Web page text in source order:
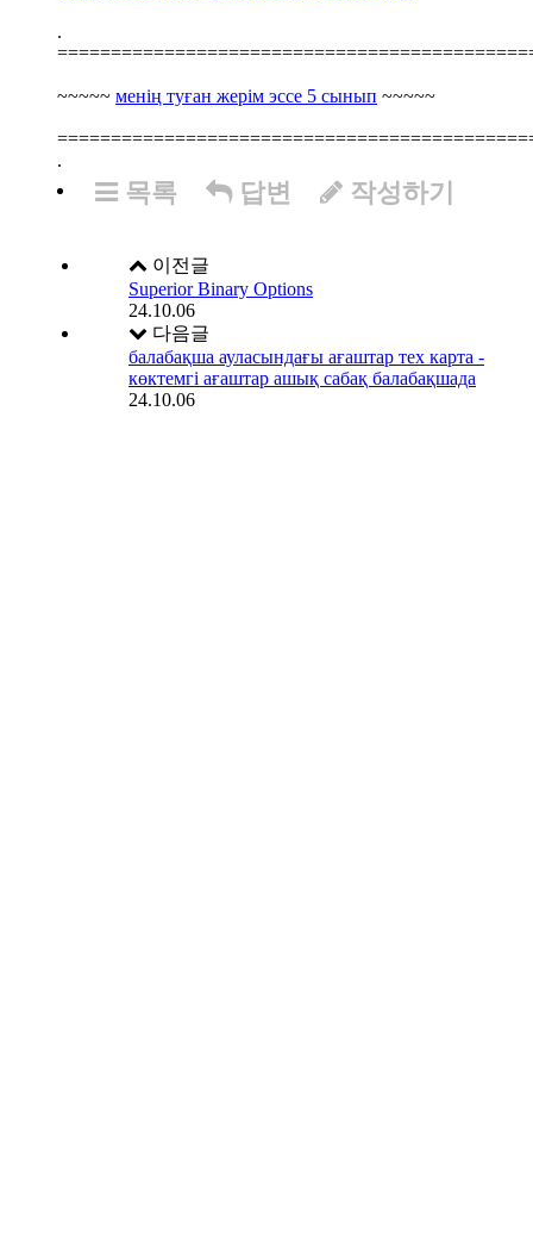
.
~~~~~ менің туған жерім эссе 5 сынып ~~~~~
.
목록 답변 작성하기
이전글
Superior Binary Options
24.10.06
다음글
балабақша ауласындағы ағаштар тех карта -
көктемгі ағаштар ашық сабақ балабақшада
24.10.06